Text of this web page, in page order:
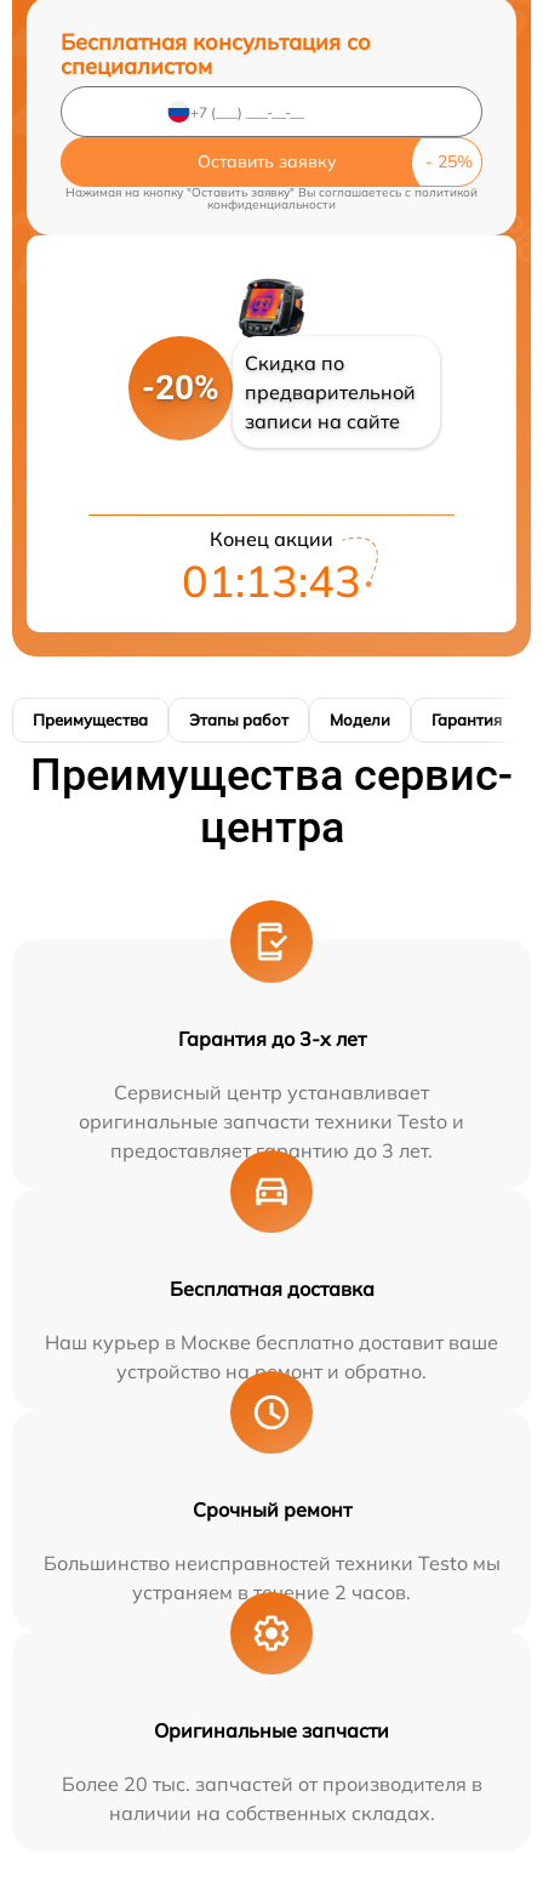
Бесплатная консультация со
специалистом
Оставить заявку
Нажимая на кнопку "Оставить заявку" Вы соглашаетесь cполитикой
конфиденциальности
-20%
Скидка по
предварительной
записи на сайте
Конец акции
01:13:42
Преимущества Этапы работ Модели Гарантия
Преимущества сервис-
центра
Гарантия до 3-х лет
Сервисный центр устанавливает
оригинальные запчасти техники Testo и
предоставляет гарантию до 3 лет.
Бесплатная доставка
Наш курьер в Москве бесплатно доставит ваше
устройство на ремонт и обратно.
Срочный ремонт
Большинство неисправностей техники Testo мы
устраняем в течение 2 часов.
Оригинальные запчасти
Более 20 тыс. запчастей от производителя в
наличии на собственных складах.